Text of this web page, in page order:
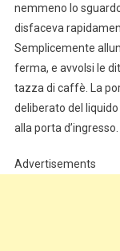
nemmeno lo
disfaceva
Semplicemente
ferma, e avvolsi le
tazza di caffè. La
deliberato del
alla porta d’ingresso.
Advertisements